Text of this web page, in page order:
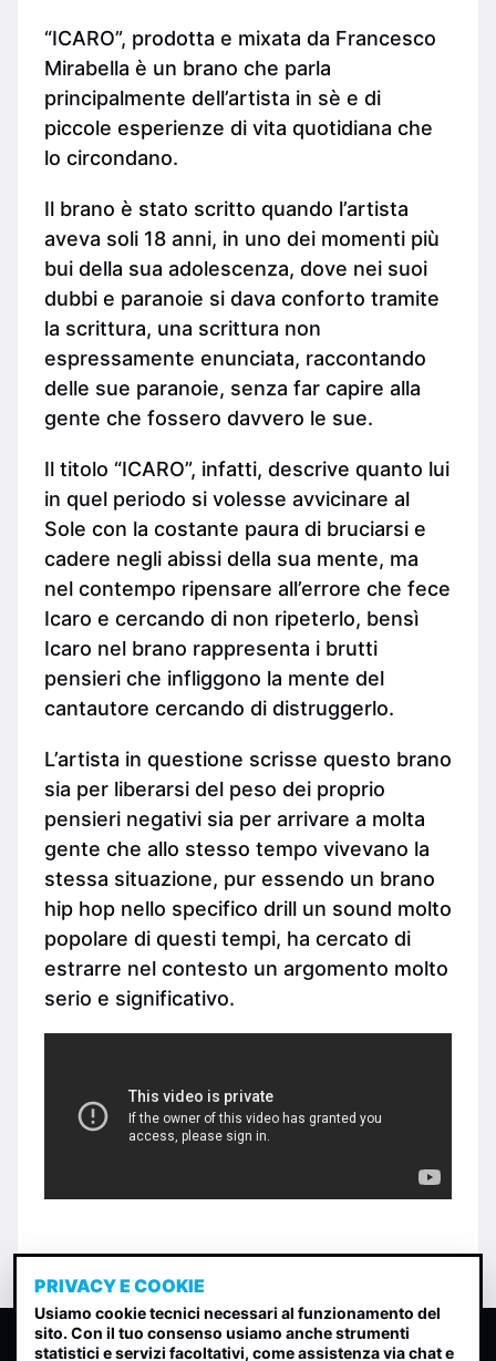
“ICARO”, prodotta e mixata da Francesco
Mirabella è un brano che parla
principalmente dell’artista in sè e di
piccole esperienze di vita quotidiana che
lo circondano.
Il brano è stato scritto quando l’artista
aveva soli 18 anni, in uno dei momenti più
bui della sua adolescenza, dove nei suoi
dubbi e paranoie si dava conforto tramite
la scrittura, una scrittura non
espressamente enunciata, raccontando
delle sue paranoie, senza far capire alla
gente che fossero davvero le sue.
Il titolo “ICARO”, infatti, descrive quanto lui
in quel periodo si volesse avvicinare al
Sole con la costante paura di bruciarsi e
cadere negli abissi della sua mente, ma
nel contempo ripensare all’errore che fece
Icaro e cercando di non ripeterlo, bensì
Icaro nel brano rappresenta i brutti
pensieri che infliggono la mente del
cantautore cercando di distruggerlo.
L’artista in questione scrisse questo brano
sia per liberarsi del peso dei proprio
pensieri negativi sia per arrivare a molta
gente che allo stesso tempo vivevano la
stessa situazione, pur essendo un brano
hip hop nello specifico drill un sound molto
popolare di questi tempi, ha cercato di
estrarre nel contesto un argomento molto
serio e significativo.
CLASSIFICA INDIE
PRIVACY E COOKIE
Usiamo cookie tecnici necessari al funzionamento del
sito. Con il tuo consenso usiamo anche strumenti
statistici e servizi facoltativi, come assistenza via chat e